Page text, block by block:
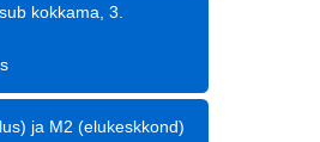
kokkama, 3.
ja M2 (elukeskkond)